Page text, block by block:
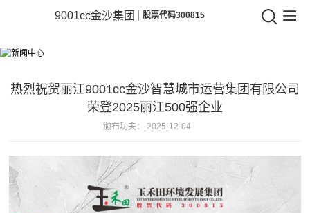
9001cc金沙集团
沙
集
股票代码300815
热烈祝贺丽江9001cc金沙智慧城市运营集团有限公司
荣登2025丽江500强企业
颁布功夫： 2025-12-04